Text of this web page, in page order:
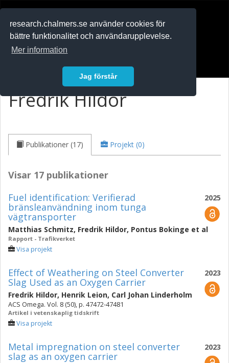
research.chalmers.se använder cookies för
bättre funktionalitet och användarupplevelse.
Mer information
Jag förstår
Fredrik Hildor
Publikationer (17) Projekt (0)
Visar 17 publikationer
2025
Fuel identification: Verifierad
bränsleanvändning inom tunga
vägtransporter
Matthias Schmitz, Fredrik Hildor, Pontus Bokinge et al
Rapport - Trafikverket
Visa projekt
2023
Effect of Weathering on Steel Converter
Slag Used as an Oxygen Carrier
Fredrik Hildor, Henrik Leion, Carl Johan Linderholm
ACS Omega. Vol. 8 (50), p. 47472-47481
Artikel i vetenskaplig tidskrift
Visa projekt
2023
Metal impregnation on steel converter
slag as an oxygen carrier